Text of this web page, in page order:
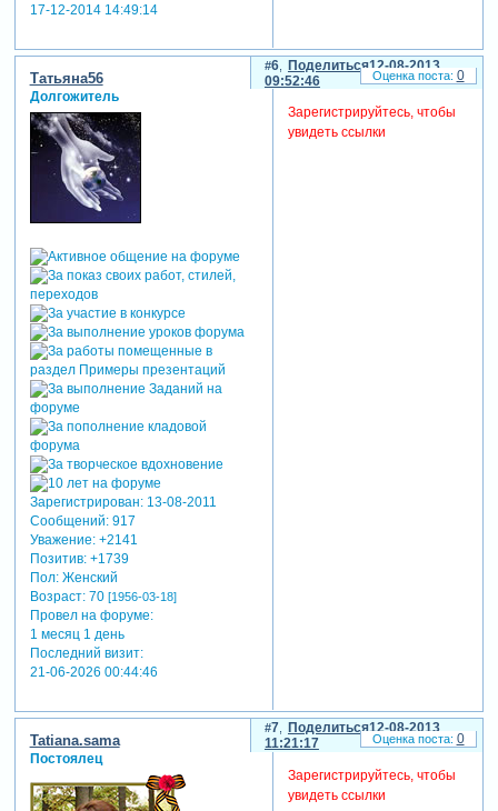
17-12-2014 14:49:14
Поделиться
6
12-08-2013
09:52:46
Татьяна56
Долгожитель
Зарегистрирован: 13-08-2011
Сообщений:917
Уважение: +2141
Позитив: +1739
Пол:Женский
Возраст:70 [1956-03-18]
Провел на форуме:
1 месяц 1 день
Последний визит:
21-06-2026 00:44:46
Зарегистрируйтесь, чтобы
увидеть ссылки
0
Поделиться
7
12-08-2013
11:21:17
Tatiana.sama
Постоялец
Зарегистрируйтесь, чтобы
увидеть ссылки
0